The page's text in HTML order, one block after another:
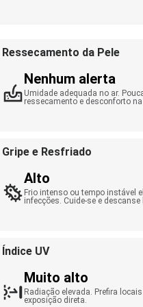
Ressecamento da Pele
Nenhum alerta
Umidade adequada no ar.
ressecamento e desconforto na
Gripe e Resfriado
Alto
Frio intenso ou tempo instável
infecções. Cuide-se e descanse
Índice UV
Muito alto
Radiação elevada. Prefira
exposição direta.